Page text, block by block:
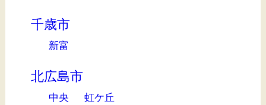
千歳市
新富
北広島市
中央 虹ケ丘